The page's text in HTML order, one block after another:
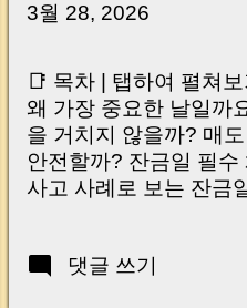
3월 28, 2026
📑 목차 | 탭하여 펼쳐
왜 가장 중요한 날일까
을 거치지 않을까? 매
안전할까? 잔금일 필수
사고 사례로 보는 잔금
Your Account Is It
댓글 쓰기